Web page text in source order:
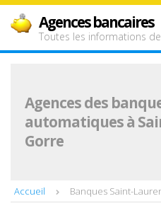
Agences bancaires
Toutes les informations
Agences des
automatiques à
Gorre
Accueil Banques Saint-